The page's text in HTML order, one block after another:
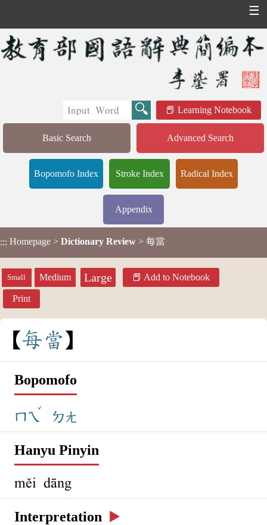
☰
Learning Notebook
Basic Search Advanced Search
Bopomofo Index Stroke Index Radical Index
Appendix
::: Homepage > Dictionary Review > 每當
Small Medium Large Add to Notebook
Print
每當
Bopomofo
ㄇㄟ
ˇ
ㄉㄤ
Hanyu Pinyin
měi dāng
Interpretation ▶️